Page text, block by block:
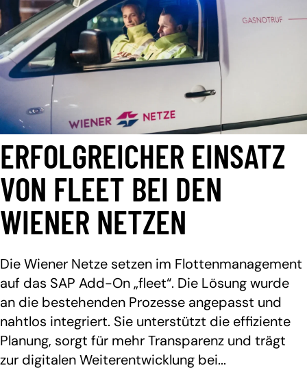
ERFOLGREICHER EINSATZ
VON FLEET BEI DEN
WIENER NETZEN
Die Wiener Netze setzen im Flottenmanagement
auf das SAP Add-On „fleet“. Die Lösung wurde
an die bestehenden Prozesse angepasst und
nahtlos integriert. Sie unterstützt die effiziente
Planung, sorgt für mehr Transparenz und trägt
zur digitalen Weiterentwicklung bei...